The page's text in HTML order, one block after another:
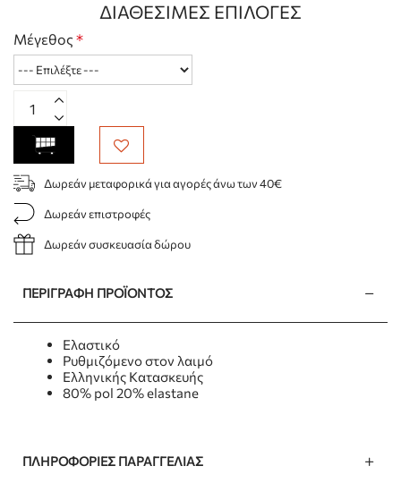
ΔΙΑΘΈΣΙΜΕΣ ΕΠΙΛΟΓΈΣ
Μέγεθος
Δωρεάν μεταφορικά για αγορές άνω των 40€
Δωρεάν επιστροφές
Δωρεάν συσκευασία δώρου
ΠΕΡΙΓΡΑΦΉ ΠΡΟΪΌΝΤΟΣ
Ελαστικό
Ρυθμιζόμενο στον λαιμό
Ελληνικής Κατασκευής
80% pol 20% elastane
ΠΛΗΡΟΦΟΡΊΕΣ ΠΑΡΑΓΓΕΛΊΑΣ